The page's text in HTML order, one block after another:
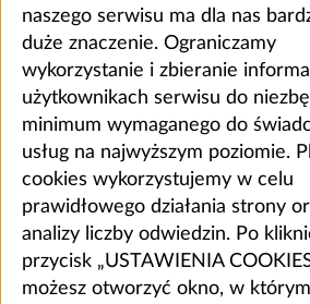
naszego serwisu ma dla nas
duże znaczenie. Ograniczamy
wykorzystanie i zbieranie
użytkownikach serwisu do
minimum wymaganego do
usług na najwyższym poziomie.
cookies wykorzystujemy w celu
prawidłowego działania strony
analizy liczby odwiedzin. Po
przycisk „USTAWIENIA
możesz otworzyć okno, w którym